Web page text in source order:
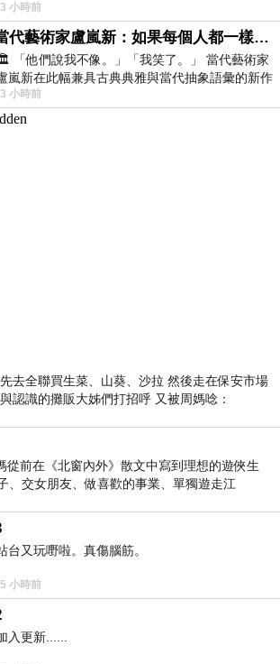
裂隙的亮處探索另一個心聲另一個共鳴的
小時前
當代藝術家盧嵐新：如果每個人都一樣，這世界該有多無聊？
「他們說我不像。」「我笑了。」 當代藝術家
嵐新在此幅兼具古典典雅與當代抽象語彙的新作
，以沈靜的藍色空間為背景，描繪了
小時前
去全聯買生菜、山葵、沙拉 然後走在保安市場
認識的攤販大姊們打招呼 又被周媽唸：
從前在《北窗內外》散文中寫到理想的遊俠生
、交女朋友、做喜歡的事業、單獨遊走江
台又玩嘢啦。真傷腦筋。
小時前
入更新......